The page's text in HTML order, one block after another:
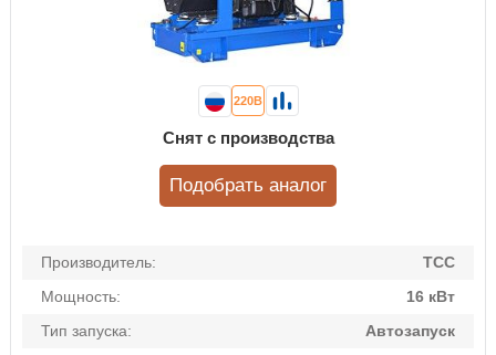
Производитель:
ТСС
Мощность:
16 кВт
Тип запуска:
Автозапуск
220В
Снят с производства
Подобрать аналог